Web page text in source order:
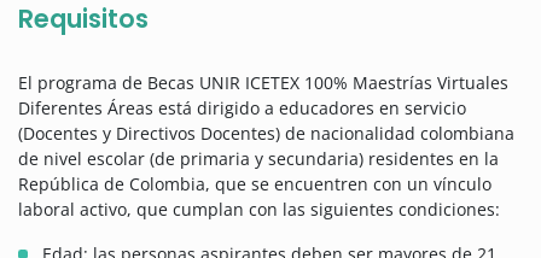
Requisitos
El programa de Becas UNIR ICETEX 100% Maestrías Virtuales
Diferentes Áreas está dirigido a educadores en servicio
(Docentes y Directivos Docentes) de nacionalidad colombiana
de nivel escolar (de primaria y secundaria) residentes en la
República de Colombia, que se encuentren con un vínculo
laboral activo, que cumplan con las siguientes condiciones: